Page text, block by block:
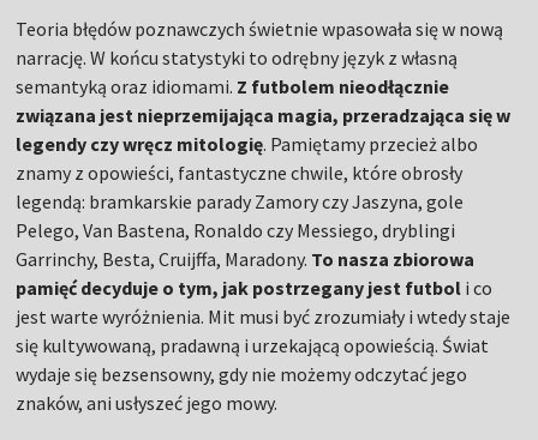
Teoria błędów poznawczych świetnie wpasowała się w nową
narrację. W końcu statystyki to odrębny język z własną
semantyką oraz idiomami. Z futbolem nieodłącznie
związana jest nieprzemijająca magia, przeradzająca się w
legendy czy wręcz mitologię. Pamiętamy przecież albo
znamy z opowieści, fantastyczne chwile, które obrosły
legendą: bramkarskie parady Zamory czy Jaszyna, gole
Pelego, Van Bastena, Ronaldo czy Messiego, dryblingi
Garrinchy, Besta, Cruijffa, Maradony. To nasza zbiorowa
pamięć decyduje o tym, jak postrzegany jest futbol i co
jest warte wyróżnienia. Mit musi być zrozumiały i wtedy staje
się kultywowaną, pradawną i urzekającą opowieścią. Świat
wydaje się bezsensowny, gdy nie możemy odczytać jego
znaków, ani usłyszeć jego mowy.